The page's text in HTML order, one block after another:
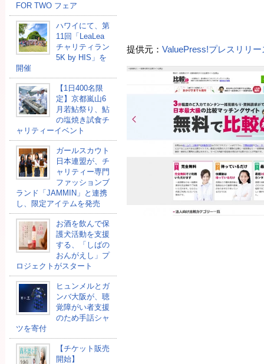
FOR TWO フェア
ハワイにて、第
11回「LeaLea
チャリティラン
5K by HIS」を
開催
【1日400名限
定】京都嵐山6
月若鮎祭り、鮎
の塩焼き試食チ
ャリティーイベント
ガールスカウト
日本連盟が、チ
ャリティー専門
ファッションブ
ランド「JAMMIN」と連携
し、限定アイテムを発売
お酒を飲んで保
護犬活動を支援
する、「しばの
おんがえし」プ
ロジェクトがスタート
ヒュンメルとガ
ンバ大阪が、聴
覚障がい者支援
のため手話シャ
ツを寄付
【チケット販売
開始】
提供元： ValuePress!プレスリリー